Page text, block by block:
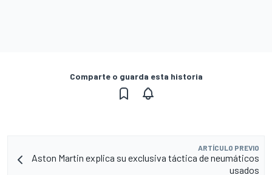
Comparte o guarda esta historia
ARTÍCULO PREVIO
Aston Martin explica su exclusiva táctica de neumáticos
usados